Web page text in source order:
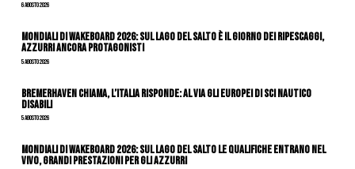
6 Agosto 2026
Mondiali di Wakeboard 2026: sul Lago del Salto è il giorno dei ripescaggi,
azzurri ancora protagonisti
5 Agosto 2026
Bremerhaven chiama, l’Italia risponde: al via gli Europei di Sci Nautico
Disabili
5 Agosto 2026
Mondiali di Wakeboard 2026: sul Lago del Salto le qualifiche entrano nel
vivo, grandi prestazioni per gli azzurri